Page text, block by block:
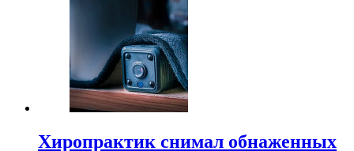
Хиропрактик снимал обнаженных